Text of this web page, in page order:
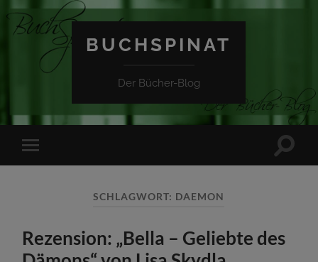
BUCHSPINAT
Der Bücher-Blog
Mobile-
Menü
SCHLAGWORT: DAEMON
Rezension: „Bella – Geliebte des